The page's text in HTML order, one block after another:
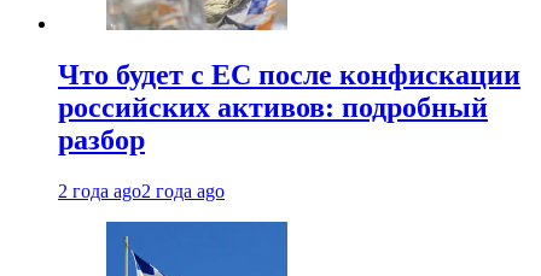
Что будет с ЕС после конфискации
российских активов: подробный
разбор
2 года ago2 года ago